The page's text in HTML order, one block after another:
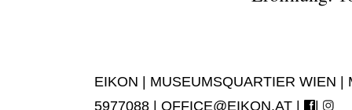
EIKON | MUSEUMSQUARTIER WIEN
5977088 | OFFICE@EIKON.AT | |